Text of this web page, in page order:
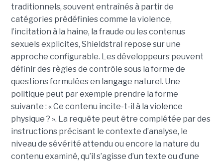
traditionnels, souvent entraînés à partir de
catégories prédéfinies comme la violence,
l’incitation à la haine, la fraude ou les contenus
sexuels explicites, Shieldstral repose sur une
approche configurable. Les développeurs peuvent
définir des règles de contrôle sous la forme de
questions formulées en langage naturel. Une
politique peut par exemple prendre la forme
suivante : « Ce contenu incite-t-il à la violence
physique ? ». La requête peut être complétée par des
instructions précisant le contexte d’analyse, le
niveau de sévérité attendu ou encore la nature du
contenu examiné, qu’il s’agisse d’un texte ou d’une